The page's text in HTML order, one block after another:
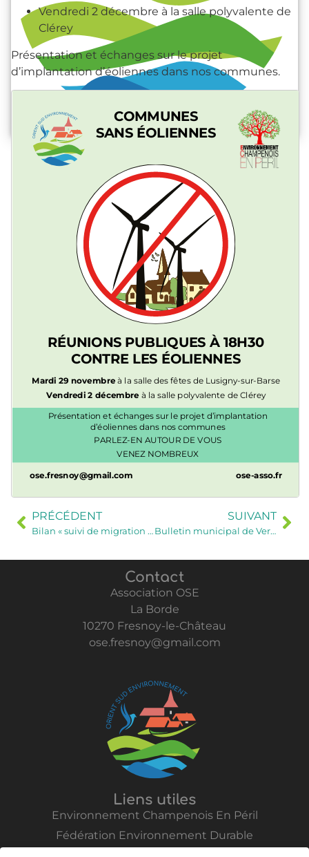
Vendredi 2 décembre à la salle polyvalente de
Clérey
Présentation et échanges sur le projet
d’implantation d’éoliennes dans nos communes.
PRÉCÉDENT
Bilan « suivi de migration des oiseaux »
SUIVANT
Bulletin municipal de Verrières
Contact
Association OSE
La Borde
10270 Fresnoy-le-Château
ose.fresnoy@gmail.com
Liens utiles
Environnement Champenois En Péril
Fédération Environnement Durable